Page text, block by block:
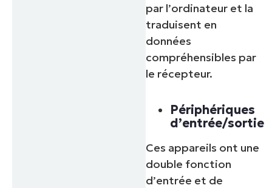
par l’ordinateur et la
traduisent en
données
compréhensibles par
le récepteur.
Périphériques
d’entrée/sortie
Ces appareils ont une
double fonction
d’entrée et de